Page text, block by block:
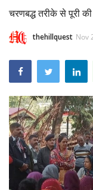
Contact
Himachal
Sports
Gallery
Enquiry
चरणबद्ध तरीके से पूरी की
thehillquest Nov